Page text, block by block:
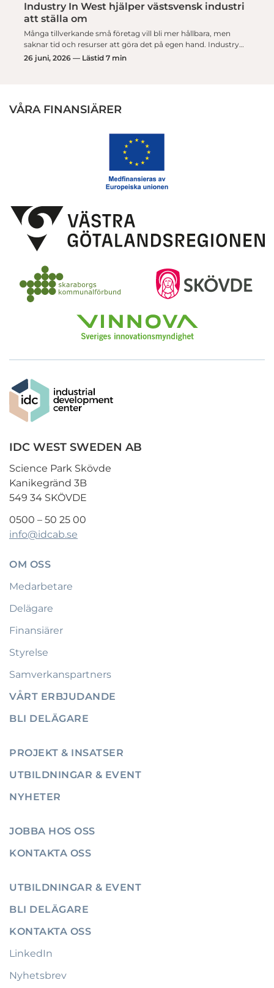
Industry In West hjälper västsvensk industri
att ställa om
Många tillverkande små företag vill bli mer hållbara, men
saknar tid och resurser att göra det på egen hand. Industry…
26 juni, 2026 — Lästid 7 min
VÅRA FINANSIÄRER
IDC WEST SWEDEN AB
Science Park Skövde
Kanikegränd 3B
549 34 SKÖVDE
0500 – 50 25 00
info@idcab.se
OM OSS
Medarbetare
Delägare
Finansiärer
Styrelse
Samverkanspartners
VÅRT ERBJUDANDE
BLI DELÄGARE
PROJEKT & INSATSER
UTBILDNINGAR & EVENT
NYHETER
JOBBA HOS OSS
KONTAKTA OSS
UTBILDNINGAR & EVENT
BLI DELÄGARE
KONTAKTA OSS
LinkedIn
Nyhetsbrev